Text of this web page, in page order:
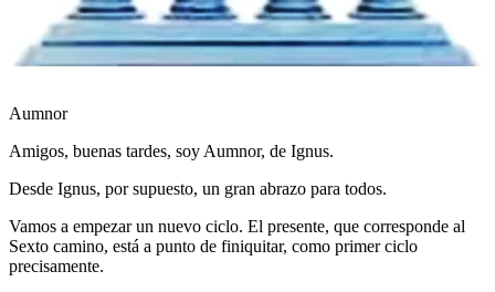
Aumnor
Amigos, buenas tardes, soy Aumnor, de Ignus.
Desde Ignus, por supuesto, un gran abrazo para todos.
Vamos a empezar un nuevo ciclo. El presente, que corresponde al
Sexto camino, está a punto de finiquitar, como primer ciclo
precisamente.